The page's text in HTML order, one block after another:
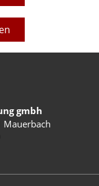
gmbh
Mauerbach